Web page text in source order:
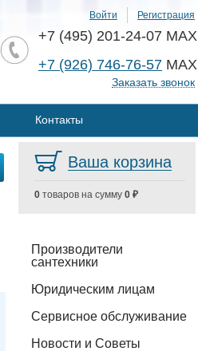
Войти Регистрация
+7 (495) 201-24-07 MAX
+7 (926) 746-76-57 MAX
Заказать звонок
Контакты
Ваша корзина
0 товаров на сумму 0 ₽
Производители
сантехники
Юридическим лицам
Сервисное обслуживание
Новости и Советы